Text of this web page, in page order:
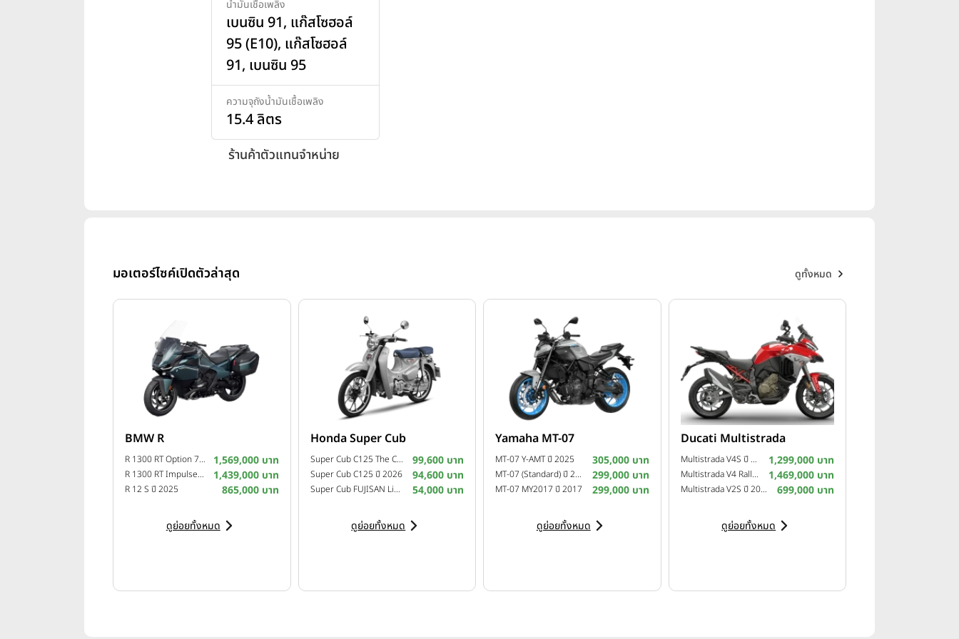
น้ำมันเชื้อเพลิง
เบนซิน 91, แก๊สโซฮอล์
95 (E10), แก๊สโซฮอล์
91, เบนซิน 95
ความจุถังน้ำมันเชื้อเพลิง
15.4 ลิตร
ร้านค้าตัวแทนจำหน่าย
มอเตอร์ไซค์เปิดตัวล่าสุด ดูทั้งหมด
BMW R
R 1300 RT Option 719 Camargue ปี 2025 1,569,000 บาท
R 1300 RT Impulse ปี 2025 1,439,000 บาท
R 12 S ปี 2025 865,000 บาท
ดูย่อยทั้งหมด
Honda Super Cub
Super Cub C125 The Crafted Calm Custom Edition ปี 2026 99,600 บาท
Super Cub C125 ปี 2026 94,600 บาท
Super Cub FUJISAN Limited Edition ปี 2025 54,000 บาท
ดูย่อยทั้งหมด
Yamaha MT-07
MT-07 Y-AMT ปี 2025 305,000 บาท
MT-07 (Standard) ปี 2025 299,000 บาท
MT-07 MY2017 ปี 2017 299,000 บาท
ดูย่อยทั้งหมด
Ducati Multistrada
Multistrada V4S ปี 2025 1,299,000 บาท
Multistrada V4 Rally ปี 2024 1,469,000 บาท
Multistrada V2S ปี 2023 699,000 บาท
ดูย่อยทั้งหมด